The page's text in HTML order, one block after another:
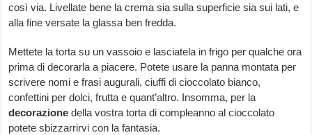
così via. Livellate bene la crema sia sulla superficie sia sui lati, e
alla fine versate la glassa ben fredda.
Mettete la torta su un vassoio e lasciatela in frigo per qualche ora
prima di decorarla a piacere. Potete usare la panna montata per
scrivere nomi e frasi augurali, ciuffi di cioccolato bianco,
confettini per dolci, frutta e quant’altro. Insomma, per la
decorazione della vostra torta di compleanno al cioccolato
potete sbizzarrirvi con la fantasia.